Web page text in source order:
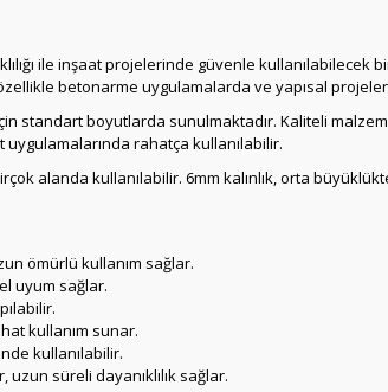
ile inşaat projelerinde güvenle
betonarme uygulamalarda ve yapısal
standart boyutlarda sunulmaktadır. Kaliteli
uygulamalarında rahatça kullanılabilir.
alanda kullanılabilir. 6mm kalınlık, orta
ömürlü kullanım sağlar.
uyum sağlar.
kullanım sunar.
kullanılabilir.
uzun süreli dayanıklılık sağlar.